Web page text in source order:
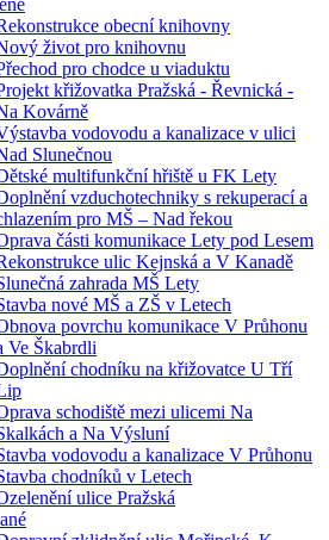
obecní knihovny
život pro knihovnu
pro chodce u viaduktu
křižovatka Pražská - Řevnická -
Kovárně
vodovodu a kanalizace v ulici
Slunečnou
multifunkční hřiště u FK Lety
vzduchotechniky s rekuperací a
pro MŠ – Nad řekou
části komunikace Lety pod Lesem
ulic Kejnská a V Kanadě
zahrada MŠ Lety
nové MŠ a ZŠ v Letech
povrchu komunikace V Průhonu
Ve Škabrdli
chodníku na křižovatce U Tří
schodiště mezi ulicemi Na
a Na Výsluní
vodovodu a kanalizace V Průhonu
chodníků v Letech
ulice Pražská